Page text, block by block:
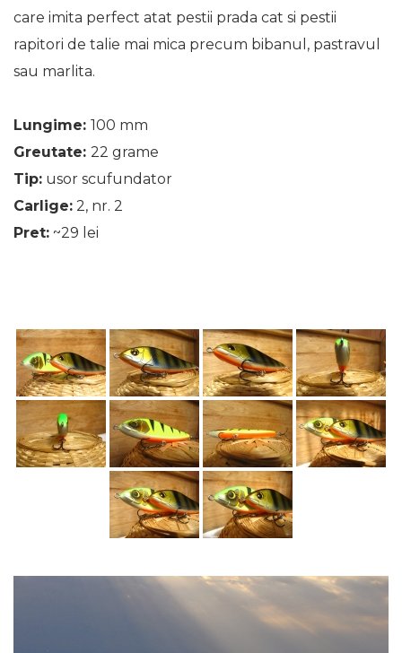
care imita perfect atat pestii prada cat si pestii
rapitori de talie mai mica precum bibanul, pastravul
sau marlita.
Lungime: 100 mm
Greutate: 22 grame
Tip: usor scufundator
Carlige: 2, nr. 2
Pret: ~29 lei